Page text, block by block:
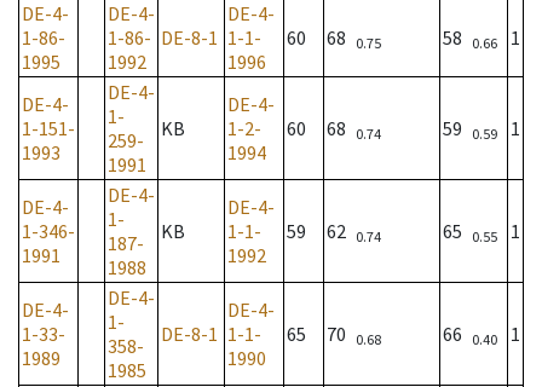
DE-4-
1-86-
1995
DE-4-
1-86-
1992
DE-8-1
DE-4-
1-1-
1996
60 68 0.75 58 0.66 1
DE-4-
1-151-
1993
DE-4-
1-
259-
1991
KB
DE-4-
1-2-
1994
60 68 0.74 59 0.59 1
DE-4-
1-346-
1991
DE-4-
1-
187-
1988
KB
DE-4-
1-1-
1992
59 62 0.74 65 0.55 1
DE-4-
1-33-
1989
DE-4-
1-
358-
1985
DE-8-1
DE-4-
1-1-
1990
65 70 0.68 66 0.40 1